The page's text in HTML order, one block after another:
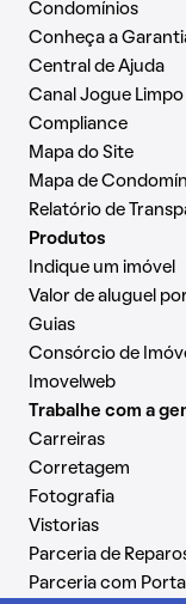
Condomínios
Conheça a
Central de Ajuda
Canal Jogue Limpo
Compliance
Mapa do Site
Mapa de
Relatório de
Produtos
Indique um imóvel
Valor de aluguel
Guias
Consórcio de
Imovelweb
Trabalhe com a
Carreiras
Corretagem
Fotografia
Vistorias
Parceria de
Parceria com